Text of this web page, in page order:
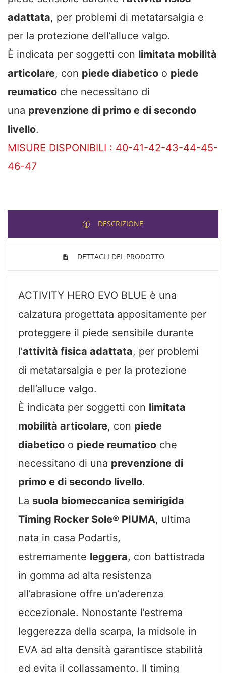
adattata, per problemi di metatarsalgia e
per la protezione dell’alluce valgo.
È indicata per soggetti con limitata mobilità
articolare, con piede diabetico o piede
reumatico che necessitano di
una prevenzione di primo e di secondo
livello.
MISURE DISPONIBILI : 40-41-42-43-44-45-
46-47
DESCRIZIONE
DETTAGLI DEL PRODOTTO
ACTIVITY HERO EVO BLUE è una
calzatura progettata appositamente per
proteggere il piede sensibile durante
l’attività fisica adattata, per problemi
di metatarsalgia e per la protezione
dell’alluce valgo.
È indicata per soggetti con limitata
mobilità articolare, con piede
diabetico o piede reumatico che
necessitano di una prevenzione di
primo e di secondo livello.
La suola biomeccanica semirigida
Timing Rocker Sole® PIUMA, ultima
nata in casa Podartis,
estremamente leggera, con battistrada
in gomma ad alta resistenza
all’abrasione offre un’aderenza
eccezionale. Nonostante l’estrema
leggerezza della scarpa, la midsole in
EVA ad alta densità garantisce stabilità
ed evita il collassamento. Il timing